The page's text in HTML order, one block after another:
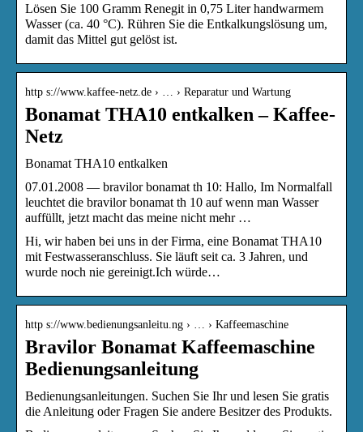
Lösen Sie 100 Gramm Renegit in 0,75 Liter handwarmem
Wasser (ca. 40 °C). Rühren Sie die Entkalkungslösung um,
damit das Mittel gut gelöst ist.
http s://www.kaffee-netz.de › … › Reparatur und Wartung
Bonamat THA10 entkalken – Kaffee-
Netz
Bonamat THA10 entkalken
07.01.2008 — bravilor bonamat th 10: Hallo, Im Normalfall
leuchtet die bravilor bonamat th 10 auf wenn man Wasser
auffüllt, jetzt macht das meine nicht mehr …
Hi, wir haben bei uns in der Firma, eine Bonamat THA10
mit Festwasseranschluss. Sie läuft seit ca. 3 Jahren, und
wurde noch nie gereinigt.Ich würde…
http s://www.bedienungsanleitu.ng › … › Kaffeemaschine
Bravilor Bonamat Kaffeemaschine
Bedienungsanleitung
Bedienungsanleitungen. Suchen Sie Ihr und lesen Sie gratis
die Anleitung oder Fragen Sie andere Besitzer des Produkts.